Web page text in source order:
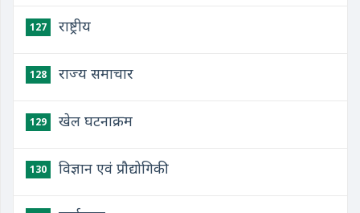
127 ​राष्ट्रीय
128 राज्य समाचार
129 खेल घटनाक्रम
130 विज्ञान एवं प्रौद्योगिकी